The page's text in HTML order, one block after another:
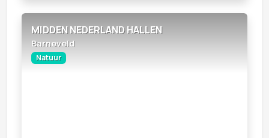
MIDDEN NEDERLAND HALLEN
Barneveld
Natuur